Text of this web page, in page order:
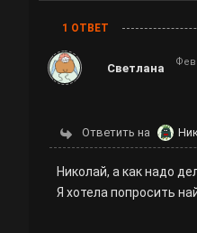
1 ОТВЕТ
Светлана Фев
Ответить на
Николай, а как надо
Я хотела попросить